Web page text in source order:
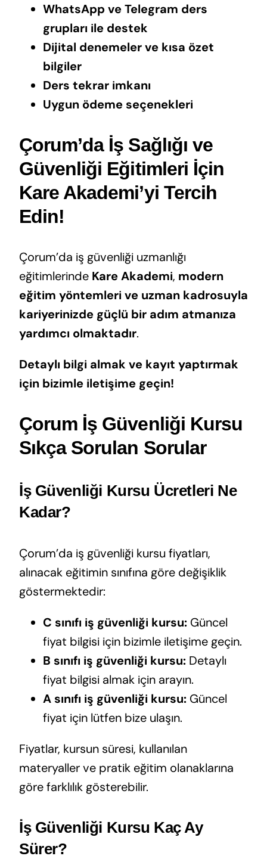
WhatsApp ve Telegram ders
grupları ile destek
Dijital denemeler ve kısa özet
bilgiler
Ders tekrar imkanı
Uygun ödeme seçenekleri
Çorum’da İş Sağlığı ve
Güvenliği Eğitimleri İçin
Kare Akademi’yi Tercih
Edin!
Çorum’da iş güvenliği uzmanlığı
eğitimlerinde Kare Akademi, modern
eğitim yöntemleri ve uzman kadrosuyla
kariyerinizde güçlü bir adım atmanıza
yardımcı olmaktadır.
Detaylı bilgi almak ve kayıt yaptırmak
için bizimle iletişime geçin!
Çorum İş Güvenliği Kursu
Sıkça Sorulan Sorular
İş Güvenliği Kursu Ücretleri Ne
Kadar?
Çorum’da iş güvenliği kursu fiyatları,
alınacak eğitimin sınıfına göre değişiklik
göstermektedir:
C sınıfı iş güvenliği kursu:Güncel
fiyat bilgisi için bizimle iletişime geçin.
B sınıfı iş güvenliği kursu:Detaylı
fiyat bilgisi almak için arayın.
A sınıfı iş güvenliği kursu:Güncel
fiyat için lütfen bize ulaşın.
Fiyatlar, kursun süresi, kullanılan
materyaller ve pratik eğitim olanaklarına
göre farklılık gösterebilir.
İş Güvenliği Kursu Kaç Ay
Sürer?